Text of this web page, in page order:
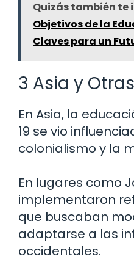
Quizás también te
Objetivos de la
Claves para un
3 Asia y
En Asia, la
19 se vio
colonialismo y la
En lugares como
implementaron
que buscaban
adaptarse a las
occidentales.